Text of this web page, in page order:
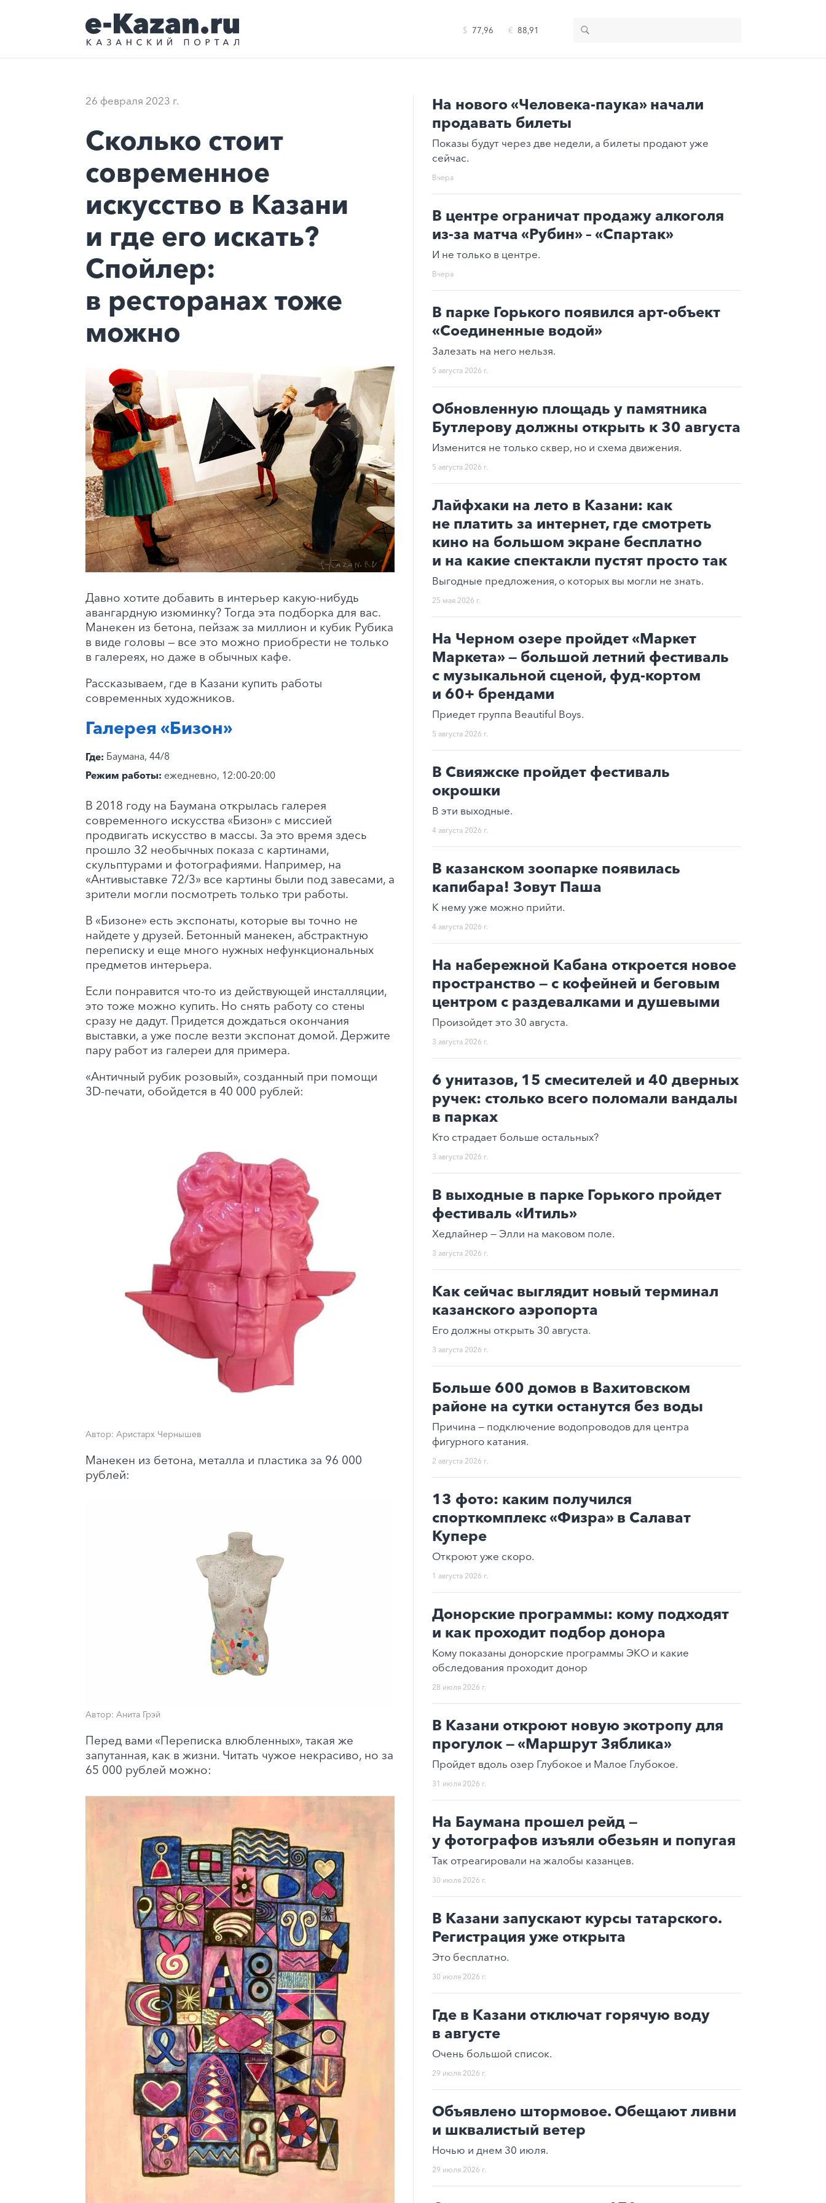
$ 77,96 € 88,91
26 февраля 2023 г.
Сколько стоит
современное
искусство в Казани
и где его искать?
Спойлер:
в ресторанах тоже
можно
Давно хотите добавить в интерьер какую-нибудь
авангардную изюминку? Тогда эта подборка для вас.
Манекен из бетона, пейзаж за миллион и кубик Рубика
в виде головы — все это можно приобрести не только
в галереях, но даже в обычных кафе.
Рассказываем, где в Казани купить работы
современных художников.
Галерея «Бизон»
Где: Баумана, 44/8
Режим работы: ежедневно, 12:00-20:00
В 2018 году на Баумана открылась галерея
современного искусства «Бизон» с миссией
продвигать искусство в массы. За это время здесь
прошло 32 необычных показа с картинами,
скульптурами и фотографиями. Например, на
«Антивыставке 72/3» все картины были под завесами, а
зрители могли посмотреть только три работы.
В «Бизоне» есть экспонаты, которые вы точно не
найдете у друзей. Бетонный манекен, абстрактную
переписку и еще много нужных нефункциональных
предметов интерьера.
Если понравится что-то из действующей инсталляции,
это тоже можно купить. Но снять работу со стены
сразу не дадут. Придется дождаться окончания
выставки, а уже после везти экспонат домой. Держите
пару работ из галереи для примера.
«Античный рубик розовый», созданный при помощи
3D-печати, обойдется в 40 000 рублей:
Автор: Аристарх Чернышев
Манекен из бетона, металла и пластика за 96 000
рублей:
Автор: Анита Грэй
Перед вами «Переписка влюбленных», такая же
запутанная, как в жизни. Читать чужое некрасиво, но за
65 000 рублей можно:
На нового «Человека-паука» начали
продавать билеты
Показы будут через две недели, а билеты продают уже
сейчас.
Вчера
В центре ограничат продажу алкоголя
из-за матча «Рубин» – «Спартак»
И не только в центре.
Вчера
В парке Горького появился арт-объект
«Соединенные водой»
Залезать на него нельзя.
5 августа 2026 г.
Обновленную площадь у памятника
Бутлерову должны открыть к 30 августа
Изменится не только сквер, но и схема движения.
5 августа 2026 г.
Лайфхаки на лето в Казани: как
не платить за интернет, где смотреть
кино на большом экране бесплатно
и на какие спектакли пустят просто так
Выгодные предложения, о которых вы могли не знать.
25 мая 2026 г.
На Черном озере пройдет «Маркет
Маркета» — большой летний фестиваль
с музыкальной сценой, фуд-кортом
и 60+ брендами
Приедет группа Beautiful Boys.
5 августа 2026 г.
В Свияжске пройдет фестиваль
окрошки
В эти выходные.
4 августа 2026 г.
В казанском зоопарке появилась
капибара! Зовут Паша
К нему уже можно прийти.
4 августа 2026 г.
На набережной Кабана откроется новое
пространство — с кофейней и беговым
центром с раздевалками и душевыми
Произойдет это 30 августа.
3 августа 2026 г.
6 унитазов, 15 смесителей и 40 дверных
ручек: столько всего поломали вандалы
в парках
Кто страдает больше остальных?
3 августа 2026 г.
В выходные в парке Горького пройдет
фестиваль «Итиль»
Хедлайнер — Элли на маковом поле.
3 августа 2026 г.
Как сейчас выглядит новый терминал
казанского аэропорта
Его должны открыть 30 августа.
3 августа 2026 г.
Больше 600 домов в Вахитовском
районе на сутки останутся без воды
Причина — подключение водопроводов для центра
фигурного катания.
2 августа 2026 г.
13 фото: каким получился
спорткомплекс «Физра» в Салават
Купере
Откроют уже скоро.
1 августа 2026 г.
Донорские программы: кому подходят
и как проходит подбор донора
Кому показаны донорские программы ЭКО и какие
обследования проходит донор
28 июля 2026 г.
В Казани откроют новую экотропу для
прогулок — «Маршрут Зяблика»
Пройдет вдоль озер Глубокое и Малое Глубокое.
31 июля 2026 г.
На Баумана прошел рейд —
у фотографов изъяли обезьян и попугая
Так отреагировали на жалобы казанцев.
30 июля 2026 г.
В Казани запускают курсы татарского.
Регистрация уже открыта
Это бесплатно.
30 июля 2026 г.
Где в Казани отключат горячую воду
в августе
Очень большой список.
29 июля 2026 г.
Объявлено штормовое. Обещают ливни
и шквалистый ветер
Ночью и днем 30 июля.
29 июля 2026 г.